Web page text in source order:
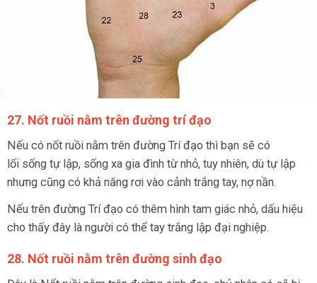
27. Nốt ruồi nằm trên đường trí đạo
Nếu có nốt ruồi nằm trên đường Trí đạo thì bạn sẽ có
lối sống tự lập, sống xa gia đình từ nhỏ, tuy nhiên, dù tự lập
nhưng cũng có khả năng rơi vào cảnh trắng tay, nợ nần.
Nếu trên đường Trí đạo có thêm hình tam giác nhỏ, dấu hiệu
cho thấy đây là người có thể tay trắng lập đại nghiệp.
28. Nốt ruồi nằm trên đường sinh đạo